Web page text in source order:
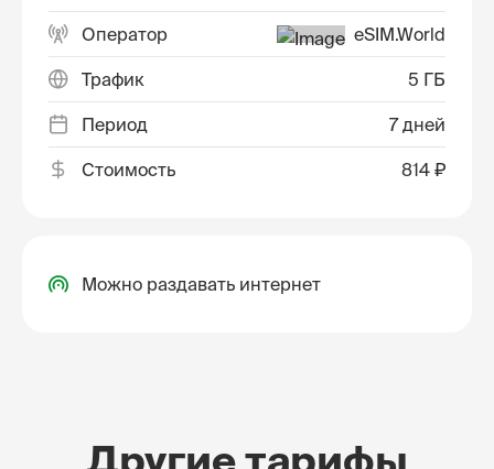
Оператор eSIM.World
Трафик 5 ГБ
Период 7 дней
Стоимость 814 ₽
Можно раздавать интернет
Другие тарифы